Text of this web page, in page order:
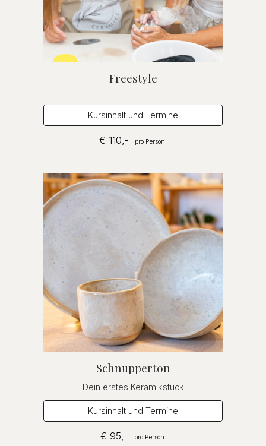
Freestyle
Kursinhalt und Termine
€ 110,- pro Person
Schnupperton
Dein erstes Keramikstück
Kursinhalt und Termine
€ 95,- pro Person